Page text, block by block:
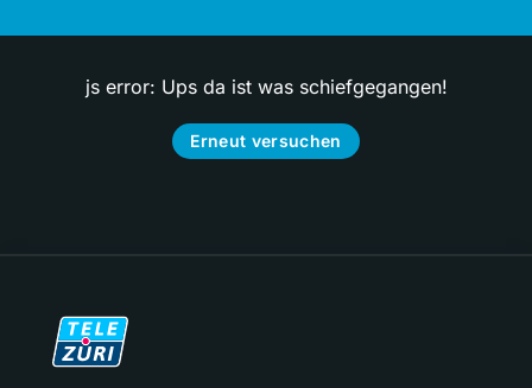
js error: Ups da ist was schiefgegangen!
Erneut versuchen